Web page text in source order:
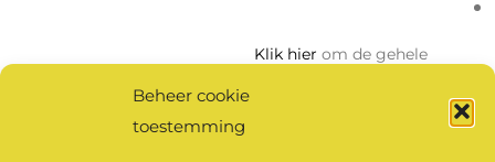
Beheer cookie
toestemming
Klik hier om de gehele